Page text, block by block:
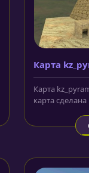
Карта
Карта
карта